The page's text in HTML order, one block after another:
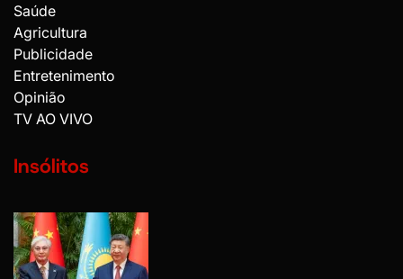
Saúde
Agricultura
Publicidade
Entretenimento
Opinião
TV AO VIVO
Insólitos